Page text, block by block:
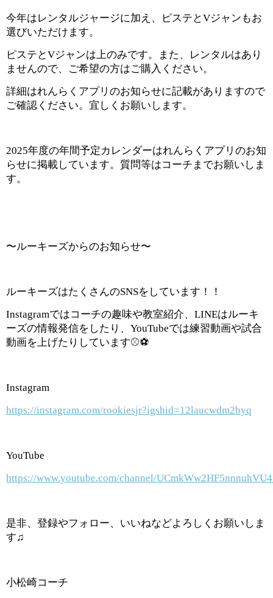
今年はレンタルジャージに加え、ピステとVジャンもお
選びいただけます。
ピステとVジャンは上のみです。また、レンタルはあり
ませんので、ご希望の方はご購入ください。
詳細はれんらくアプリのお知らせに記載がありますので
ご確認ください。宜しくお願いします。
2025年度の年間予定カレンダーはれんらくアプリのお知
らせに掲載しています。質問等はコーチまでお願いしま
す。
〜ルーキーズからのお知らせ〜
ルーキーズはたくさんのSNSをしています！！
Instagramではコーチの趣味や教室紹介、LINEはルーキ
ーズの情報発信をしたり、YouTubeでは練習動画や試合
動画を上げたりしています⚾️⚽️
Instagram
https://instagram.com/rookiesjr?igshid=12laucwdm2byq
YouTube
https://www.youtube.com/channel/
是非、登録やフォロー、いいねなどよろしくお願いしま
す♫
小松崎コーチ